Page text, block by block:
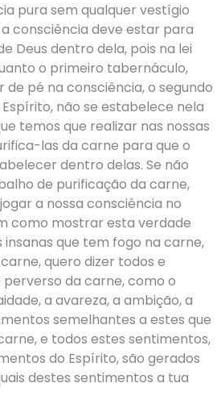
pura sem qualquer vestígio
consciência deve estar para
Deus dentro dela, pois na lei
o primeiro tabernáculo,
de pé na consciência, o segundo
não se estabelece nela
temos que realizar nas nossas
las da carne para que o
dentro delas. Se não
de purificação da carne,
a nossa consciência no
como mostrar esta verdade
que tem fogo na carne,
quero dizer todos e
da carne, como o
a avareza, a ambição, a
semelhantes a estes que
e todos estes sentimentos,
do Espírito, são gerados
destes sentimentos a tua